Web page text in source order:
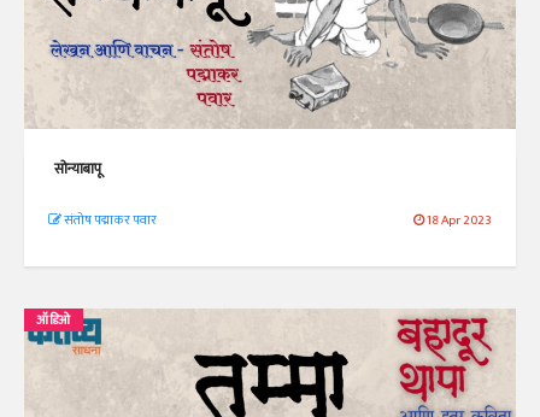
सोन्याबापू
संतोष पद्माकर पवार 18 Apr 2023
ऑडिओ